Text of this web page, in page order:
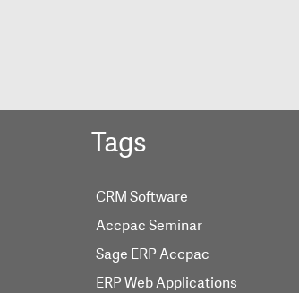
Tags
CRM Software
Accpac Seminar
Sage ERP Accpac
ERP Web Applications